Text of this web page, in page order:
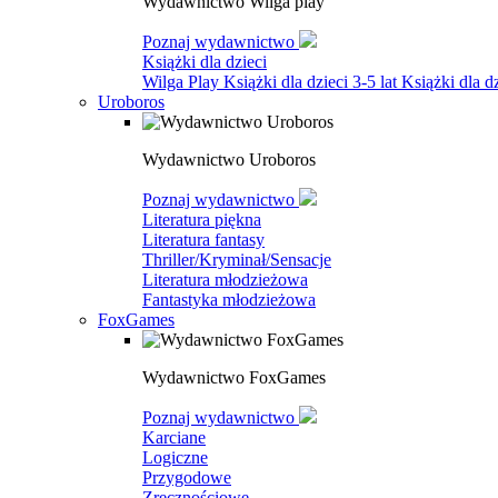
Poznaj wydawnictwo
Książki dla dzieci
Wilga Play Książki dla dzieci 3-5 lat Książki dla
Uroboros
Wydawnictwo Uroboros
Poznaj wydawnictwo
Literatura piękna
Literatura fantasy
Thriller/Kryminał/Sensacje
Literatura młodzieżowa
Fantastyka młodzieżowa
FoxGames
Wydawnictwo FoxGames
Poznaj wydawnictwo
Karciane
Logiczne
Przygodowe